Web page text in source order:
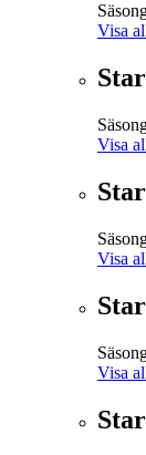
Visa
Visa
Visa
Visa